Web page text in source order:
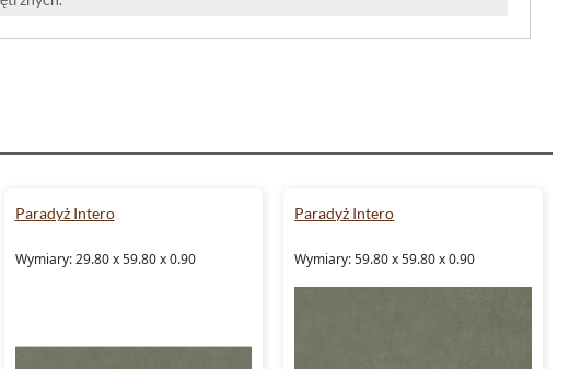
Paradyż Intero
Wymiary: 29.80 x 59.80 x 0.90
Paradyż Intero
Wymiary: 59.80 x 59.80 x 0.90